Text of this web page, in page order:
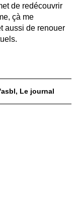
de redécouvrir
çà me
aussi de renouer
Le journal